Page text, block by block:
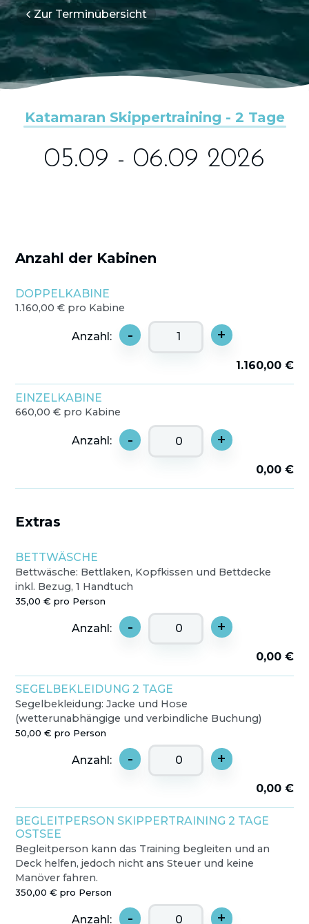
Zur Terminübersicht
Katamaran Skippertraining - 2 Tage
05.09 - 06.09 2026
Anzahl der Kabinen
DOPPELKABINE
1.160,00 € pro Kabine
Anzahl: - +
1.160,00 €
EINZELKABINE
660,00 € pro Kabine
Anzahl: - +
0,00 €
Extras
BETTWÄSCHE
Bettwäsche: Bettlaken, Kopfkissen und Bettdecke
inkl. Bezug, 1 Handtuch
35,00 € pro Person
Anzahl: - +
0,00 €
SEGELBEKLEIDUNG 2 TAGE
Segelbekleidung: Jacke und Hose
(wetterunabhängige und verbindliche Buchung)
50,00 € pro Person
Anzahl: - +
0,00 €
BEGLEITPERSON SKIPPERTRAINING 2 TAGE
OSTSEE
Begleitperson kann das Training begleiten und an
Deck helfen, jedoch nicht ans Steuer und keine
Manöver fahren.
350,00 € pro Person
Anzahl: - +